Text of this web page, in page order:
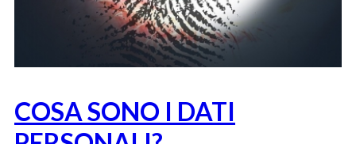
COSA SONO I DATI